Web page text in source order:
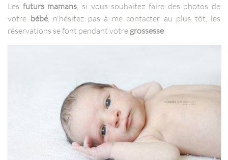
Les futurs mamans , si vous souhaitez faire des photos de
votre bébé, n'hésitez pas à me contacter au plus tôt, les
réservations se font pendant votre grossesse